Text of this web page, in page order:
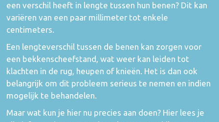
een verschil heeft in lengte tussen hun benen? Dit kan
variëren van een paar millimeter tot enkele
centimeters.
Een lengteverschil tussen de benen kan zorgen voor
een bekkenscheefstand, wat weer kan leiden tot
klachten in de rug, heupen of knieën. Het is dan ook
belangrijk om dit probleem serieus te nemen en indien
mogelijk te behandelen.
Maar wat kun je hier nu precies aan doen? Hier lees je